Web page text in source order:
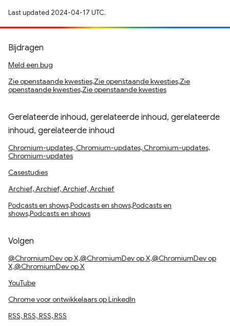
Last updated 2024-04-17 UTC.
Bijdragen
Meld een bug
Zie openstaande kwesties,Zie openstaande kwesties,Zie
openstaande kwesties,Zie openstaande kwesties
Gerelateerde inhoud, gerelateerde inhoud, gerelateerde
inhoud, gerelateerde inhoud
Chromium-updates, Chromium-updates, Chromium-updates,
Chromium-updates
Casestudies
Archief, Archief, Archief, Archief
Podcasts en shows,Podcasts en shows,Podcasts en
shows,Podcasts en shows
Volgen
@ChromiumDev op X,@ChromiumDev op X,@ChromiumDev op
X,@ChromiumDev op X
YouTube
Chrome voor ontwikkelaars op LinkedIn
RSS, RSS, RSS, RSS